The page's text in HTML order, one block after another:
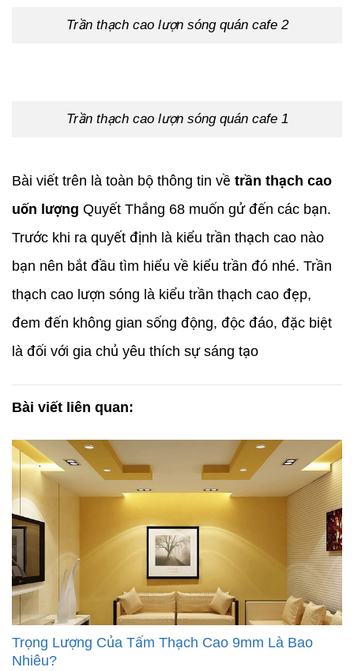
Trần thạch cao lượn sóng quán cafe 2
Trần thạch cao lượn sóng quán cafe 1
Bài viết trên là toàn bộ thông tin về trần thạch cao
uốn lượng Quyết Thắng 68 muốn gử đến các bạn.
Trước khi ra quyết định là kiểu trần thạch cao nào
bạn nên bắt đầu tìm hiểu về kiểu trần đó nhé. Trần
thạch cao lượn sóng là kiểu trần thạch cao đẹp,
đem đến không gian sống động, độc đáo, đặc biệt
là đối với gia chủ yêu thích sự sáng tạo
Bài viết liên quan:
Trọng Lượng Của Tấm Thạch Cao 9mm Là Bao
Nhiêu?